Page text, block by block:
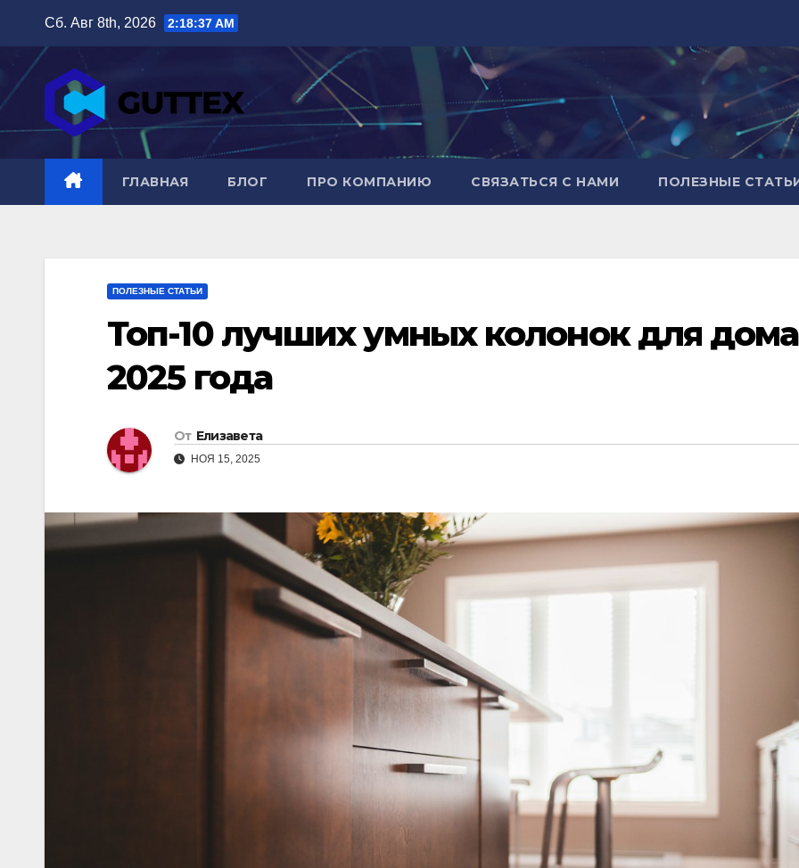
содержимому
Сб. Авг 8th, 2026 2:18:39 AM
ГЛАВНАЯ БЛОГ ПРО КОМПАНИЮ СВЯЗАТЬСЯ С НАМИ ПОЛЕЗНЫЕ
ПОЛЕЗНЫЕ СТАТЬИ
Топ-10 лучших умных колонок для дома
2025 года
От Елизавета
НОЯ 15, 2025